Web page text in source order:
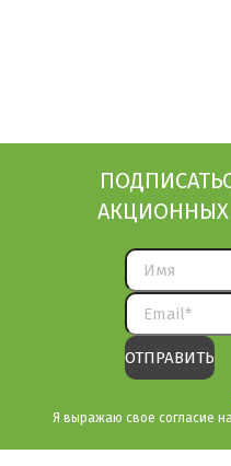
Я выражаю свое согласие